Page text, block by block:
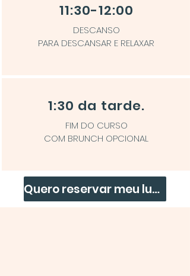
11:30-12:00
DESCANSO
PARA DESCANSAR E RELAXAR
1:30 da tarde.
FIM DO CURSO
COM BRUNCH OPCIONAL
Quero reservar meu lugar!